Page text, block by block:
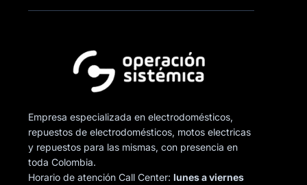
Empresa especializada en electrodomésticos,
repuestos de electrodomésticos, motos electricas
y repuestos para las mismas, con presencia en
toda Colombia.
Horario de atención Call Center:lunes a viernes